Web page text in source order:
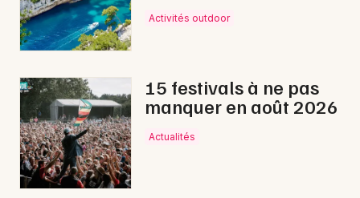
Activités outdoor
15 festivals à ne pas
manquer en août 2026
Actualités